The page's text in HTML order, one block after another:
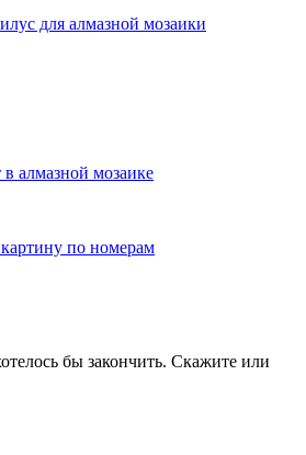
для алмазной мозаики
алмазной мозаике
картину по номерам
бы закончить. Скажите или